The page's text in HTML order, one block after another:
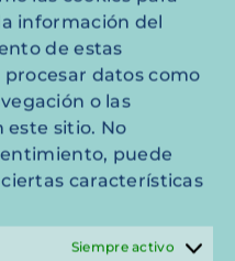
información del
de estas
datos como
o las
este sitio. No
puede
características
Siempre activo
llevadas
HVMC
TIENDANIMAL:
de nuestros